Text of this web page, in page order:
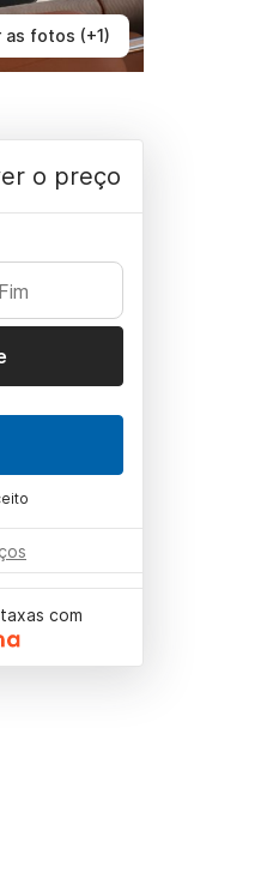
as fotos (+1)
o preço
Fim
com